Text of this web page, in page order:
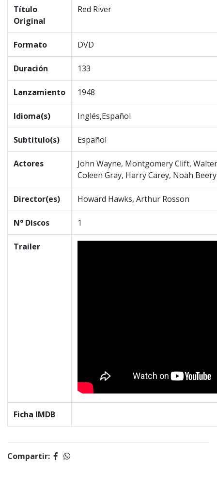
Título
Original
Red River
Formato DVD
Duración 133
Lanzamiento 1948
Idioma(s) Inglés,Español
Subtitulo(s) Español
Actores
John Wayne, Montgomery Clift,
Coleen Gray, Harry Carey, Noah
Director(es) Howard Hawks, Arthur Rosson
N° Discos 1
Trailer
Ficha IMDB
Compartir: